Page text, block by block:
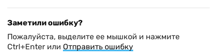
Заметили ошибку?
Пожалуйста, выделите ее мышкой и нажмите
Ctrl+Enter или Отправить ошибку